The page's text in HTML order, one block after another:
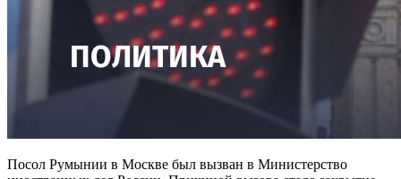
Посол Румынии в Москве был вызван в Министерство